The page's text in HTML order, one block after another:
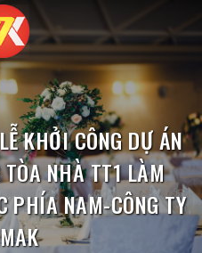
KHỞI CÔNG DỰ ÁN
NHÀ TT1 LÀM
PHÍA NAM-CÔNG TY